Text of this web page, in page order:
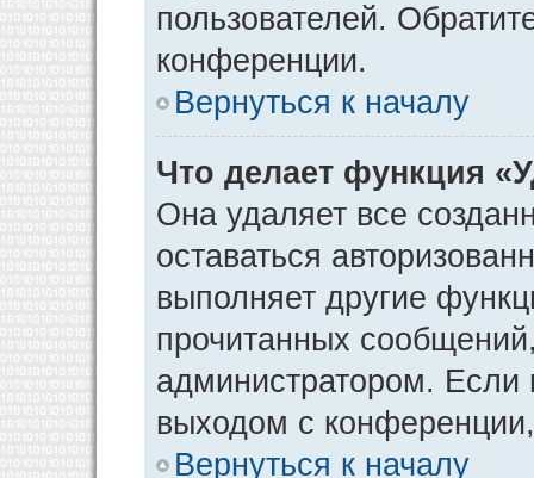
пользователей.
конференции.
Вернуться к началу
Что делает функция
Она удаляет все
оставаться
выполняет другие
прочитанных
администратором. Если
выходом с
Вернуться к началу